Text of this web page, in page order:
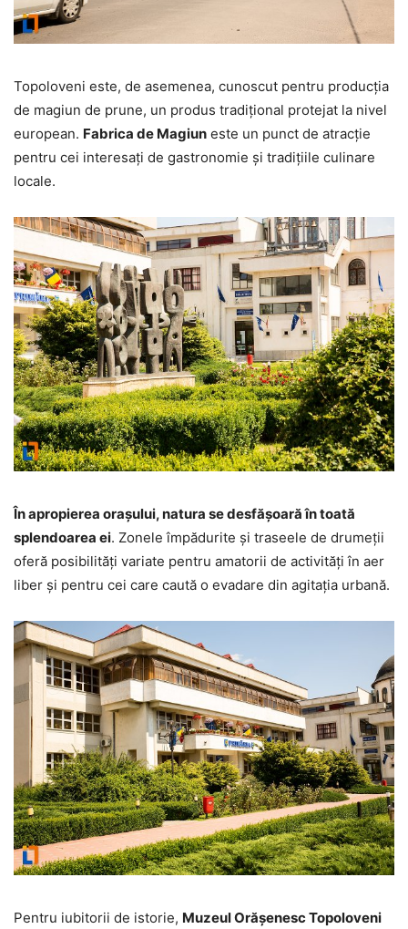
Topoloveni este, de asemenea, cunoscut pentru producția
de magiun de prune, un produs tradițional protejat la nivel
european. Fabrica de Magiun este un punct de atracție
pentru cei interesați de gastronomie și tradițiile culinare
locale.
În apropierea orașului, natura se desfășoară în toată
splendoarea ei. Zonele împădurite și traseele de drumeții
oferă posibilități variate pentru amatorii de activități în aer
liber și pentru cei care caută o evadare din agitația urbană.
Pentru iubitorii de istorie, Muzeul Orășenesc Topoloveni